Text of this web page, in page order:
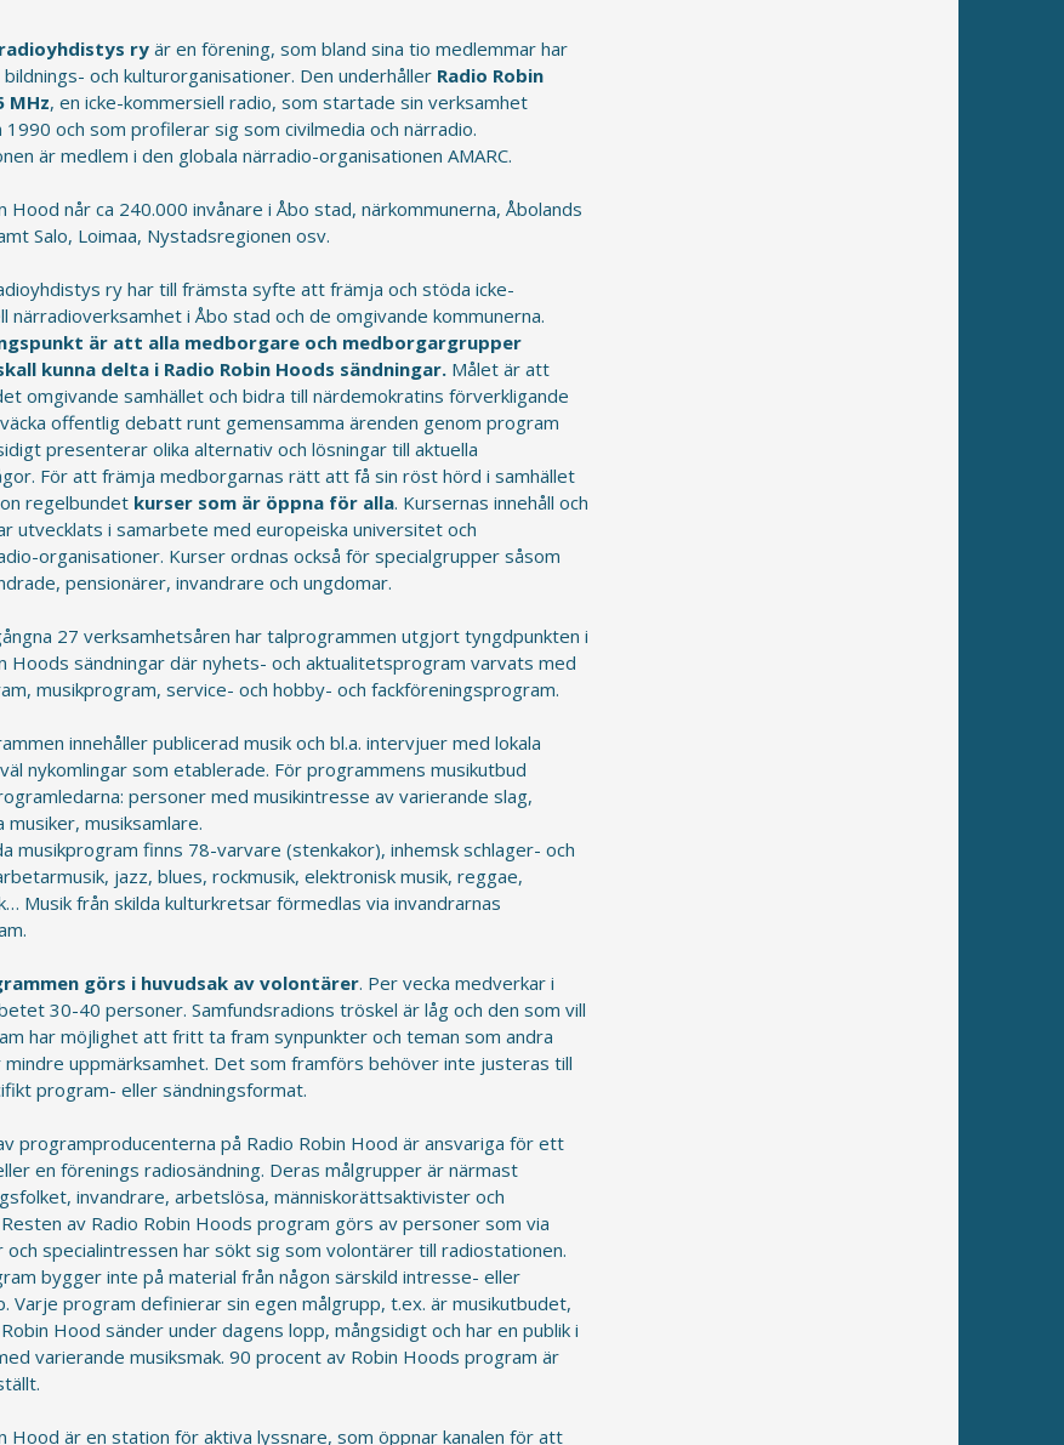
ry är en förening, som bland sina tio medlemmar har
bildnings- och kulturorganisationer. Den underhåller Radio Robin
MHz, en icke-kommersiell radio, som startade sin verksamhet
1990 och som profilerar sig som civilmedia och närradio.
är medlem i den globala närradio-organisationen AMARC.
Hood når ca 240.000 invånare i Åbo stad, närkommunerna, Åbolands
Salo, Loimaa, Nystadsregionen osv.
ry har till främsta syfte att främja och stöda icke-
närradioverksamhet i Åbo stad och de omgivande kommunerna.
är att alla medborgare och medborgargrupper
kunna delta i Radio Robin Hoods sändningar. Målet är att
omgivande samhället och bidra till närdemokratins förverkligande
offentlig debatt runt gemensamma ärenden genom program
presenterar olika alternativ och lösningar till aktuella
För att främja medborgarnas rätt att få sin röst hörd i samhället
regelbundet kurser som är öppna för alla. Kursernas innehåll och
utvecklats i samarbete med europeiska universitet och
organisationer. Kurser ordnas också för specialgrupper såsom
pensionärer, invandrare och ungdomar.
27 verksamhetsåren har talprogrammen utgjort tyngdpunkten i
Hoods sändningar där nyhets- och aktualitetsprogram varvats med
musikprogram, service- och hobby- och fackföreningsprogram.
innehåller publicerad musik och bl.a. intervjuer med lokala
nykomlingar som etablerade. För programmens musikutbud
personer med musikintresse av varierande slag,
musiker, musiksamlare.
musikprogram finns 78-varvare (stenkakor), inhemsk schlager- och
jazz, blues, rockmusik, elektronisk musik, reggae,
Musik från skilda kulturkretsar förmedlas via invandrarnas
görs i huvudsak av volontärer. Per vecka medverkar i
30-40 personer. Samfundsradions tröskel är låg och den som vill
har möjlighet att fritt ta fram synpunkter och teman som andra
uppmärksamhet. Det som framförs behöver inte justeras till
program- eller sändningsformat.
programproducenterna på Radio Robin Hood är ansvariga för ett
en förenings radiosändning. Deras målgrupper är närmast
invandrare, arbetslösa, människorättsaktivister och
av Radio Robin Hoods program görs av personer som via
och specialintressen har sökt sig som volontärer till radiostationen.
bygger inte på material från någon särskild intresse- eller
Varje program definierar sin egen målgrupp, t.ex. är musikutbudet,
Hood sänder under dagens lopp, mångsidigt och har en publik i
varierande musiksmak. 90 procent av Robin Hoods program är
Hood är en station för aktiva lyssnare, som öppnar kanalen för att